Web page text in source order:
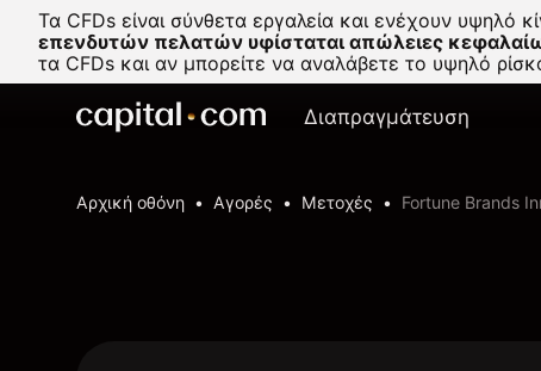
Τα CFDs είναι σύνθετα εργαλεία και ενέχουν
επενδυτών πελατών υφίσταται απώλειες
τα CFDs και αν μπορείτε να αναλάβετε το υψηλό
Διαπραγμάτευση
Αρχική οθόνη Αγορές Μετοχές Fortune Brands